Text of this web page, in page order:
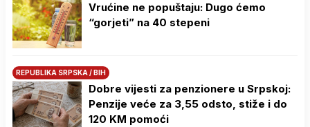
Vrućine ne popuštaju: Dugo ćemo
“gorjeti” na 40 stepeni
REPUBLIKA SRPSKA / BIH
Dobre vijesti za penzionere u Srpskoj:
Penzije veće za 3,55 odsto, stiže i do
120 KM pomoći